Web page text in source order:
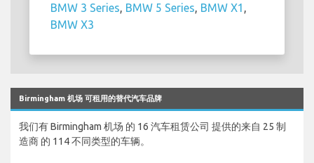
BMW 3 Series BMW 5 Series BMW X1
BMW X3
Birmingham 机场 可租用的替代汽车品牌
我们有 Birmingham 机场 的 16 汽车租赁公司 提供的来自 25 制
造商 的 114 不同类型的车辆。